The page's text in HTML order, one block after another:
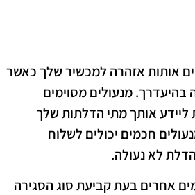
אותות אזהרה למכשיר שלך כאשר
בהיעדרך. מנעולים מסוימים
ליידע אותך מתי הדלתות שלך
חכמים יכולים לשלוח
לא נעולה.
אחרים בעת קביעת סוג הסגירה